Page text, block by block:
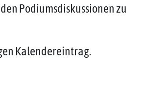
Podiumsdiskussionen zu
Kalendereintrag.